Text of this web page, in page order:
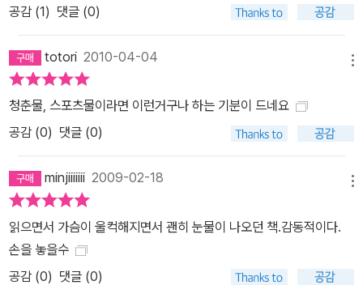
랙 위에 선다. 인생이란 것은 결국 사람과 사람의 만남이야. 초등학교
시절부터 가리지 않고 닥치는 대로 책을 읽었던 타고난 독서광 작가
사토 다카코는 어린 시절 즐겨 읽던 <거인의 별>이나 <내일의 조>,
<야구짱! 도카벤> 등의 스포츠 만화에서 느꼈던 감동을 잊지 못하고
작가가 된 후에도 스포츠에서만 느낄 수 있는 순수하고 짜릿한 감동
을 소설에 담아 보겠다는 꿈을 키운다. 스포츠를 소재로 삼겠다는 결
명이 배턴을 연결하며 달리는 400미터 계주에 흥미를 갖게 된다. 여
러 캐릭터를 다양하게 그릴 수 있는 개인경기와 단체경기의 성격을
두루 갖추고 있고, 0.01초 차이로 승부가 결정되는 단순하고 속도감
있는 종목이며, 배턴을 건네며 타인과 이어지는 스포츠라는 것에 매
교 운동부를 취재하기로 마음먹는다. 그리고 4년 동안 가나가와 현의
공감 (1) 댓글 (0)
totori 2010-04-04
청춘물, 스포츠물이라면 이런거구나 하는 기분이 드네요
공감 (0) 댓글 (0)
minjiiiiiii 2009-02-18
읽으면서 가슴이 울컥해지면서 괜히 눈물이 나오던 책.감동적이다.
손을 놓을수
공감 (0) 댓글 (0)